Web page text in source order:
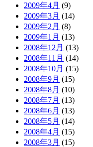
2009年4月 (9)
2009年3月 (14)
2009年2月 (8)
2009年1月 (13)
2008年12月 (13)
2008年11月 (14)
2008年10月 (15)
2008年9月 (15)
2008年8月 (10)
2008年7月 (13)
2008年6月 (13)
2008年5月 (14)
2008年4月 (15)
2008年3月 (15)